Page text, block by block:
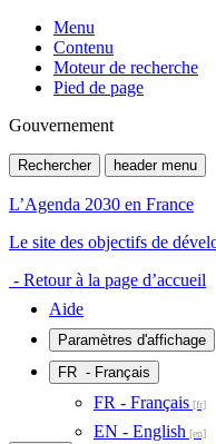
Menu
Contenu
Moteur de recherche
Pied de page
Gouvernement
Rechercher header menu
L’Agenda 2030 en France
Le site des objectifs de
- Retour à la page d’accueil
Aide
Paramètres d'affichage
FR - Français
FR - Français
EN - English